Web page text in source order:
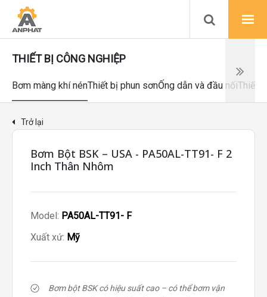
THIẾT BỊ CÔNG NGHIỆP
Bơm màng khí nénThiết bị phun sơnỐng dẫn và đầu nốiThiết
Trở lại
Bơm Bột BSK – USA - PA50AL-TT91- F 2
Inch Thân Nhôm
Model: PA50AL-TT91- F
Xuất xứ: Mỹ
Bơm bột BSK có hiệu suất cao – có thể bơm vận